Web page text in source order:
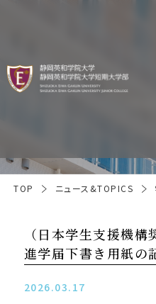
TOP ニュース&TOPICS
（日本学生支援機
進学届下書き用紙の
2026.03.17